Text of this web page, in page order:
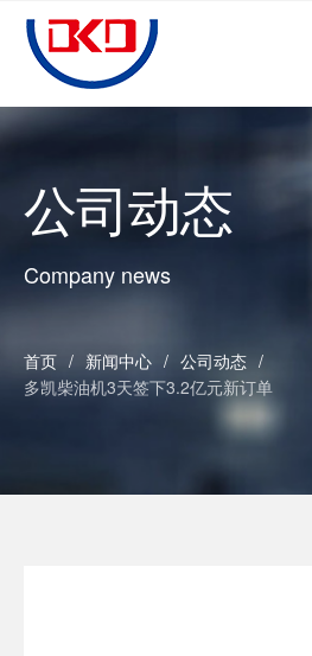
首页
关于多凯
新闻中心
公司动态
Company news
首页 / 新闻中心 / 公司动态 /
多凯柴油机3天签下3.2亿元新订单